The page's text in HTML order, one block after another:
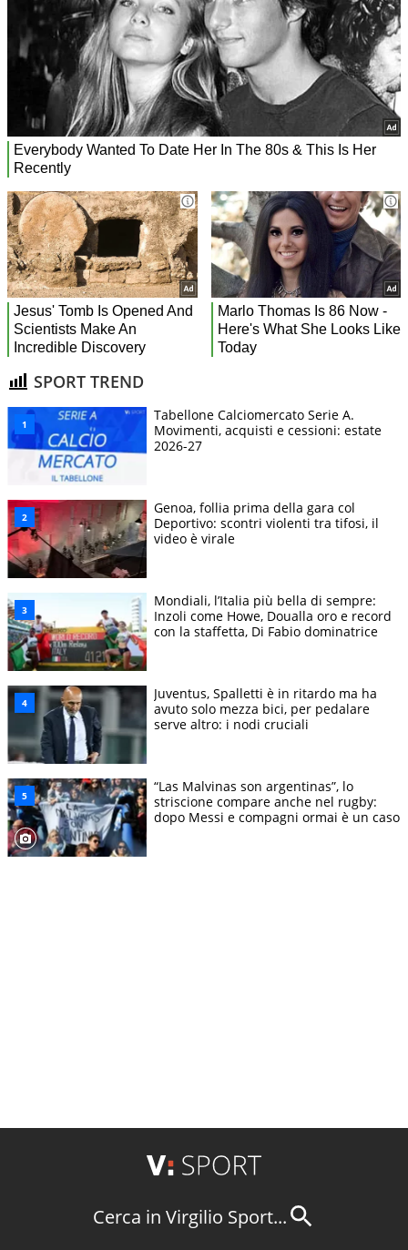
SPORT TREND
Tabellone Calciomercato Serie A.
Movimenti, acquisti e cessioni: estate
2026-27
Genoa, follia prima della gara col
Deportivo: scontri violenti tra tifosi, il
video è virale
Mondiali, l’Italia più bella di sempre:
Inzoli come Howe, Doualla oro e record
con la staffetta, Di Fabio dominatrice
Juventus, Spalletti è in ritardo ma ha
avuto solo mezza bici, per pedalare
serve altro: i nodi cruciali
“Las Malvinas son argentinas”, lo
striscione compare anche nel rugby:
dopo Messi e compagni ormai è un caso
Cerca in Virgilio Sport...